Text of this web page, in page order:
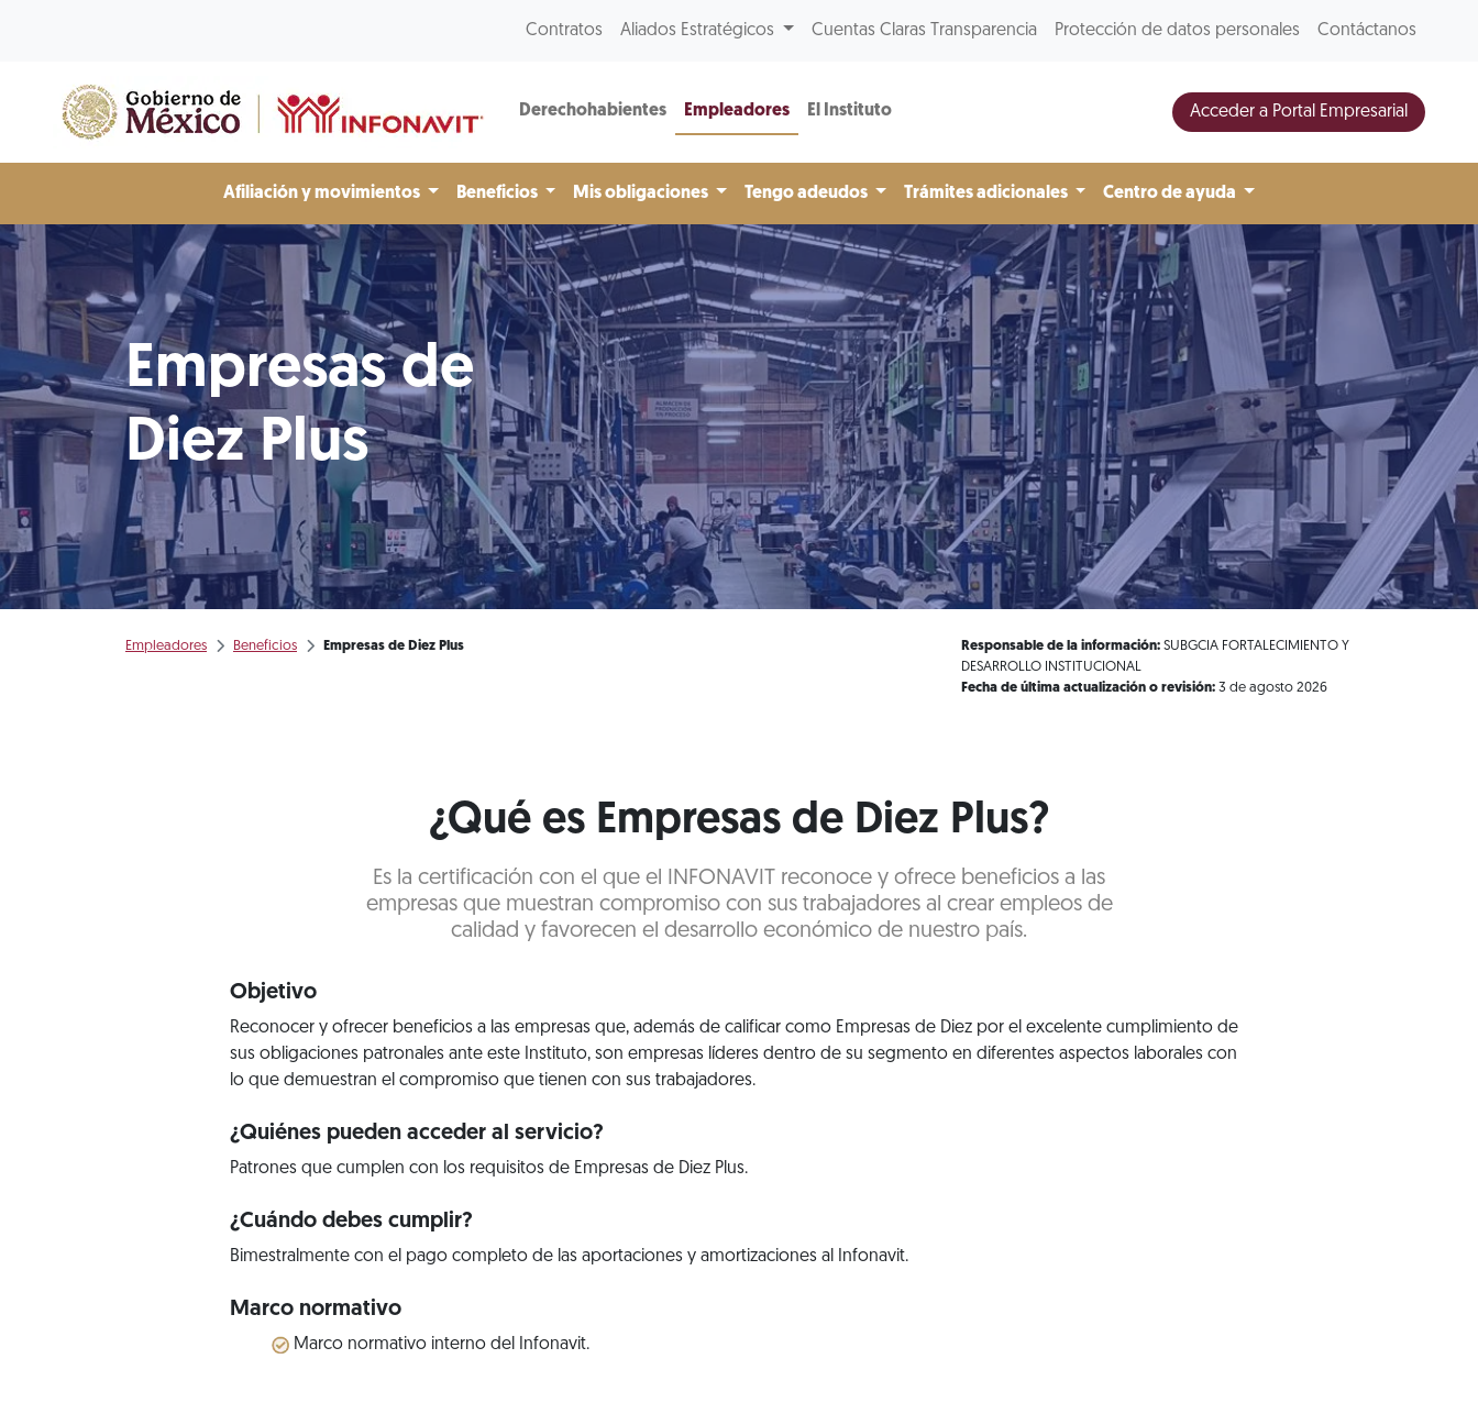
Contratos Aliados Estratégicos Cuentas Claras Transparencia Protección de datos personales Contáctanos
Derechohabientes Empleadores El Instituto Acceder a Portal Empresarial
Afiliación y movimientos Beneficios Mis obligaciones Tengo adeudos Trámites adicionales Centro de ayuda
Empresas de
Diez Plus
Empleadores Beneficios Empresas de Diez Plus Responsable de la información: SUBGCIA FORTALECIMIENTO Y
DESARROLLO INSTITUCIONAL
Fecha de última actualización o revisión: 3 de agosto 2026
¿Qué es Empresas de Diez Plus?
Es la certificación con el que el INFONAVIT reconoce y ofrece beneficios a las
empresas que muestran compromiso con sus trabajadores al crear empleos de
calidad y favorecen el desarrollo económico de nuestro país.
Objetivo
Reconocer y ofrecer beneficios a las empresas que, además de calificar como Empresas de Diez por el excelente cumplimiento de
sus obligaciones patronales ante este Instituto, son empresas líderes dentro de su segmento en diferentes aspectos laborales con
lo que demuestran el compromiso que tienen con sus trabajadores.
¿Quiénes pueden acceder al servicio?
Patrones que cumplen con los requisitos de Empresas de Diez Plus.
¿Cuándo debes cumplir?
Bimestralmente con el pago completo de las aportaciones y amortizaciones al Infonavit.
Marco normativo
Marco normativo interno del Infonavit.